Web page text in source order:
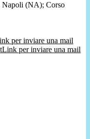
Napoli (NA); Corso
per inviare una mail
Link per inviare una mail